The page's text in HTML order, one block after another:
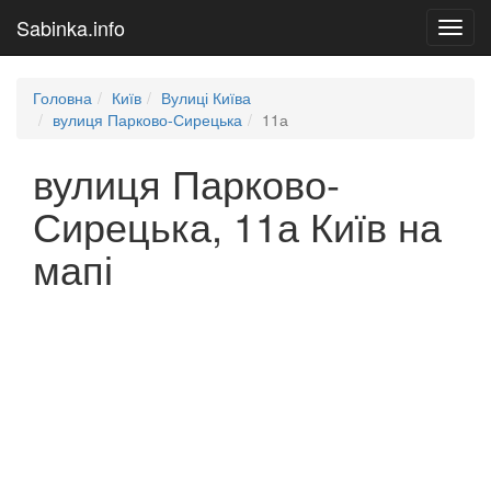
Sabinka.info
Головна Київ
Вулиці Київа
вулиця Парково-Сирецька
11а
вулиця Парково-
Сирецька, 11а Київ на
мапі